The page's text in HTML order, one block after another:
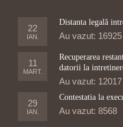
22
IAN.
Distanta legală
Au vazut: 16925
11
MART.
Recuperarea
datorii la
Au vazut: 12017
29
IAN.
Contestatia la
Au vazut: 8568